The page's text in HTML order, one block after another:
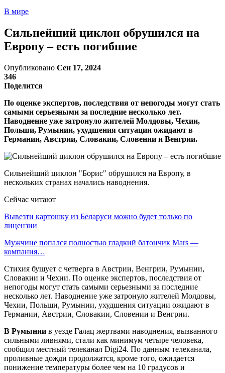
В мире
Сильнейший циклон обрушился на
Европу – есть погибшие
Опубликовано Сен 17, 2024
346
Поделится
По оценке экспертов, последствия от непогоды могут стать
самыми серьезными за последние несколько лет.
Наводнение уже затронуло жителей Молдовы, Чехии,
Польши, Румынии, ухудшения ситуации ожидают в
Германии, Австрии, Словакии, Словении и Венгрии.
Сильнейший циклон "Борис" обрушился на Европу, в
нескольких странах начались наводнения.
Сейчас читают
Вывезти картошку из Беларуси можно будет только по
лицензии
Мужчине попался полностью гладкий батончик Mars —
компания…
Стихия бушует с четверга в Австрии, Венгрии, Румынии,
Словакии и Чехии. По оценке экспертов, последствия от
непогоды могут стать самыми серьезными за последние
несколько лет. Наводнение уже затронуло жителей Молдовы,
Чехии, Польши, Румынии, ухудшения ситуации ожидают в
Германии, Австрии, Словакии, Словении и Венгрии.
В Румынии в уезде Галац жертвами наводнения, вызванного
сильными ливнями, стали как минимум четыре человека,
сообщил местный телеканал Digi24. По данным телеканала,
проливные дожди продолжатся, кроме того, ожидается
понижение температуры более чем на 10 градусов и